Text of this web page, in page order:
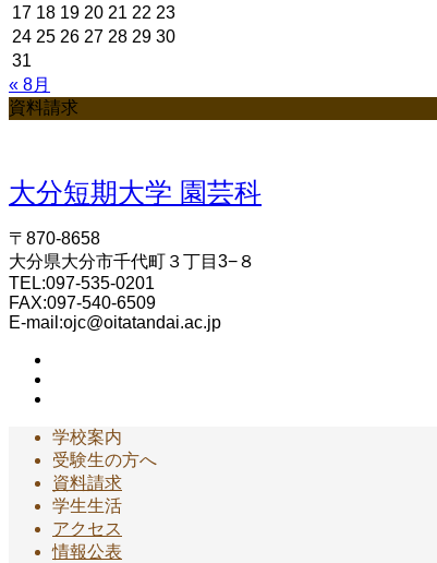
17 18 19 20 21 22 23
24 25 26 27 28 29 30
31
« 8月
資料請求
大分短期大学 園芸科
〒870-8658
大分県大分市千代町３丁目3−８
TEL:097-535-0201
FAX:097-540-6509
E-mail:ojc@oitatandai.ac.jp
学校案内
受験生の方へ
資料請求
学生生活
アクセス
情報公表